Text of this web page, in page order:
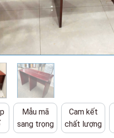
Mẫu mã
sang trọng
Cam kết
chất lượng